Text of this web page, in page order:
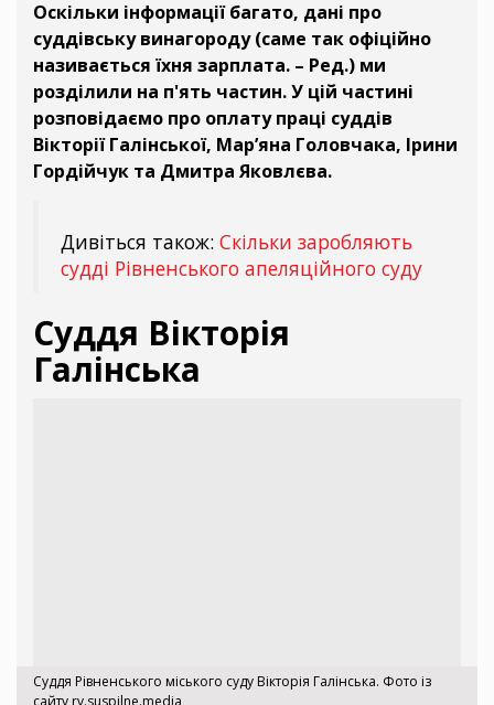
Оскільки інформації багато, дані про
суддівську винагороду (саме так офіційно
називається їхня зарплата. – Ред.) ми
розділили на п'ять частин. У цій частині
розповідаємо про оплату праці суддів
Вікторії Галінської, Мар’яна Головчака, Ірини
Гордійчук та Дмитра Яковлєва.
Дивіться також: Скільки заробляють
судді Рівненського апеляційного суду
Суддя Вікторія
Галінська
Суддя Рівненського міського суду Вікторія Галінська. Фото із
сайту rv.suspilne.media